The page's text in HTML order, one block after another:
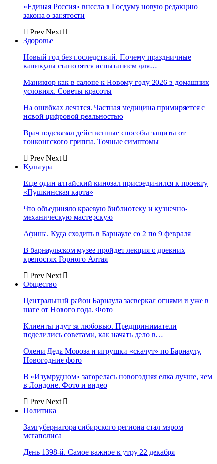
«Единая Россия» внесла в Госдуму новую редакцию
закона о занятости
Prev Next
Здоровье
Новый год без последствий. Почему праздничные
каникулы становятся испытанием для…
Маникюр как в салоне к Новому году 2026 в домашних
условиях. Советы красоты
На ошибках лечатся. Частная медицина примиряется с
новой цифровой реальностью
Врач подсказал действенные способы защиты от
гонконгского гриппа. Точные симптомы
Prev Next
Культура
Еще один алтайский кинозал присоединился к проекту
«Пушкинская карта»
Что объединяло краевую библиотеку и кузнечно-
механическую мастерскую
Афиша. Куда сходить в Барнауле со 2 по 9 февраля
В барнаульском музее пройдет лекция о древних
крепостях Горного Алтая
Prev Next
Общество
Центральный район Барнаула засверкал огнями и уже в
шаге от Нового года. Фото
Клиенты идут за любовью. Предприниматели
поделились советами, как начать дело в…
Олени Деда Мороза и игрушки «скачут» по Барнаулу.
Новогодние фото
В «Изумрудном» загорелась новогодняя елка лучше, чем
в Лондоне. Фото и видео
Prev Next
Политика
Замгубернатора сибирского региона стал мэром
мегаполиса
День 1398-й. Самое важное к утру 22 декабря